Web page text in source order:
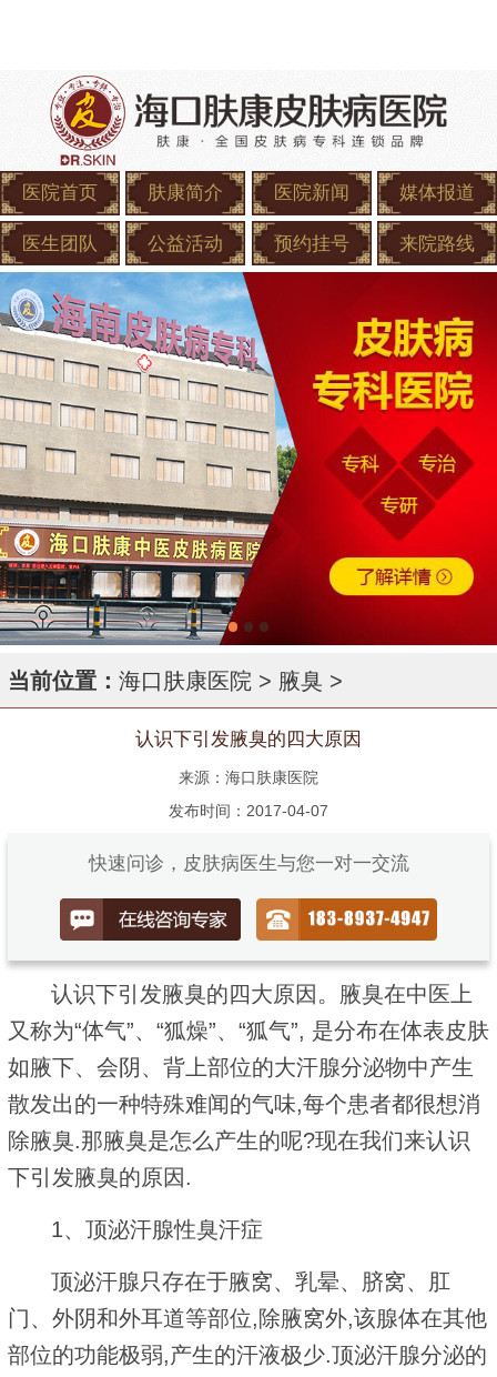
医院首页 肤康简介 医院新闻 媒体报道
医生团队 公益活动 预约挂号 来院路线
当前位置： 海口肤康医院 > 腋臭 >
认识下引发腋臭的四大原因
来源：海口肤康医院
发布时间：2017-04-07
快速问诊，皮肤病医生与您一对一交流
认识下引发腋臭的四大原因。腋臭在中医上
又称为“体气”、“狐燥”、“狐气”, 是分布在体表皮肤
如腋下、会阴、背上部位的大汗腺分泌物中产生
散发出的一种特殊难闻的气味,每个患者都很想消
除腋臭.那腋臭是怎么产生的呢?现在我们来认识
下引发腋臭的原因.
1、顶泌汗腺性臭汗症
顶泌汗腺只存在于腋窝、乳晕、脐窝、肛
门、外阴和外耳道等部位,除腋窝外,该腺体在其他
部位的功能极弱,产生的汗液极少.顶泌汗腺分泌的